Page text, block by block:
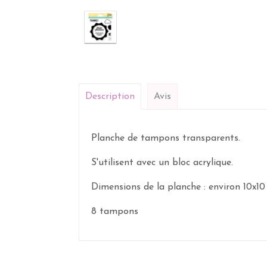
Description Avis
Planche de tampons transparents.
S'utilisent avec un bloc acrylique.
Dimensions de la planche : environ 10x10
8 tampons